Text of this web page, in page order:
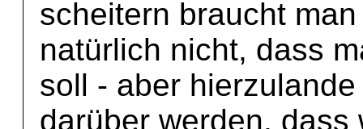
scheitern braucht
natürlich nicht, dass
soll - aber
darüber werden,